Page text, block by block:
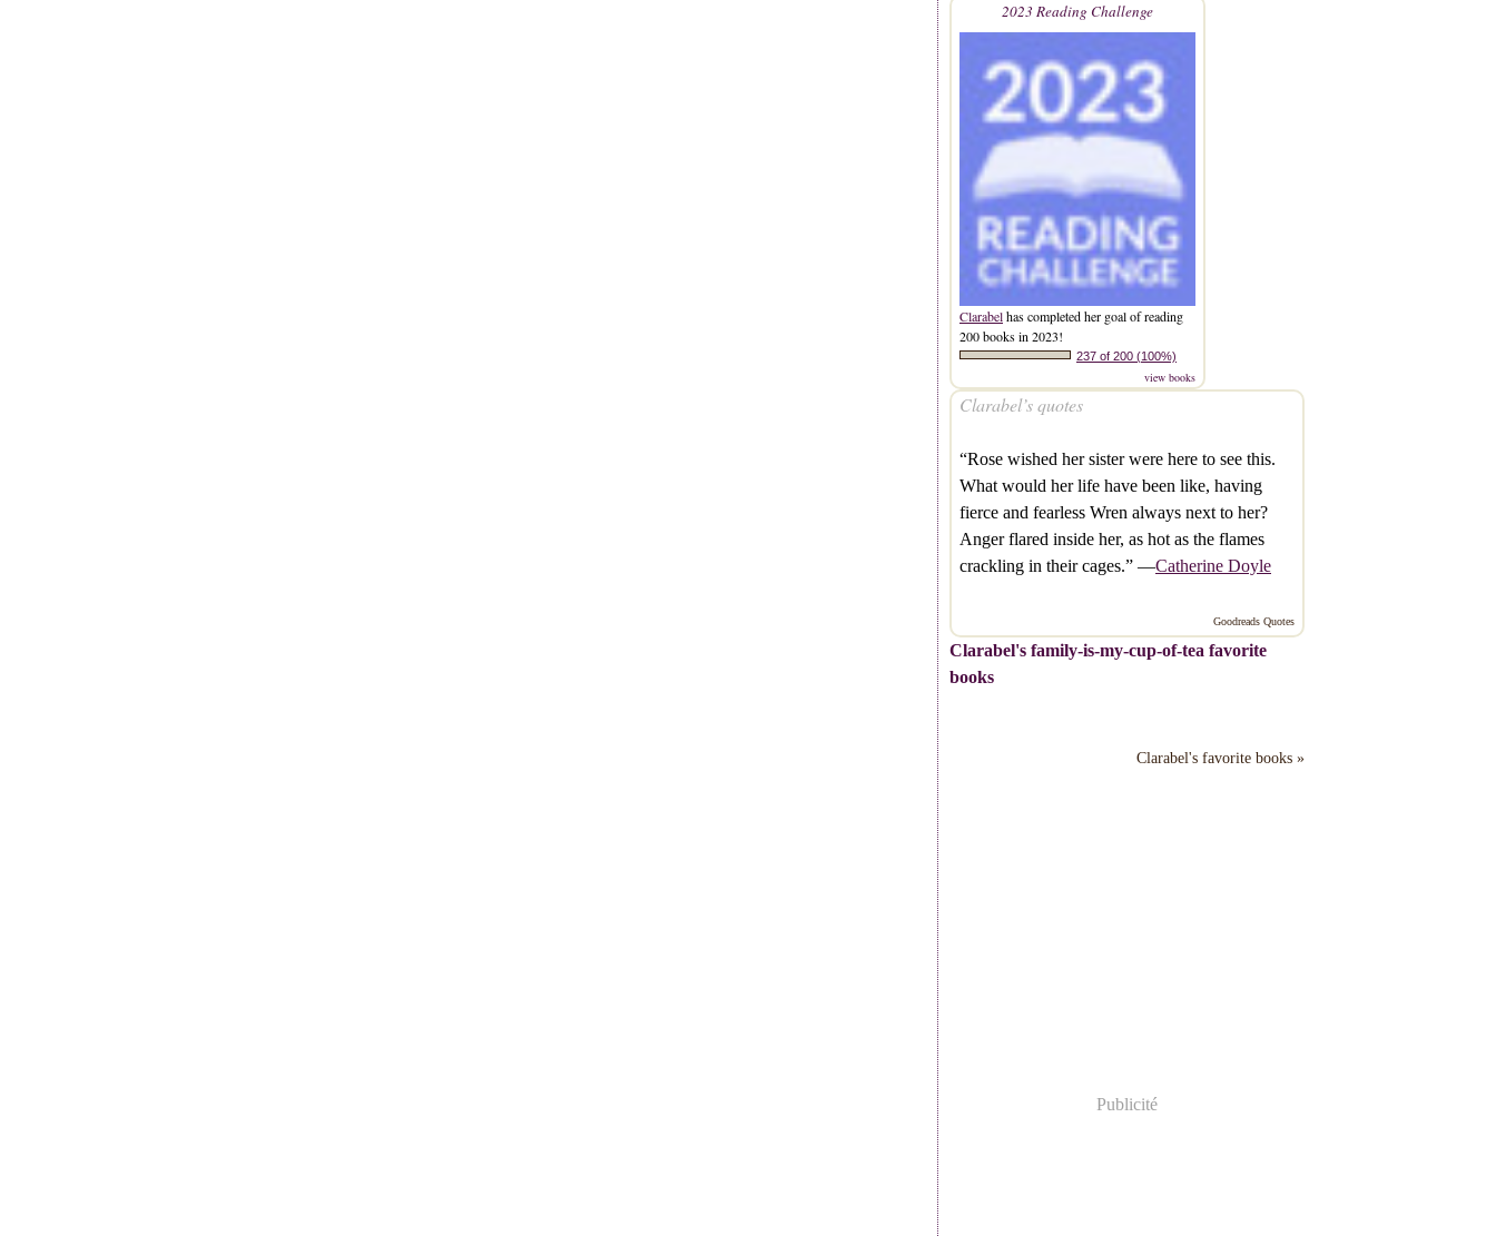
2023 Reading Challenge
Clarabelhas completed her goal of reading
200 books in 2023!
237 of 200 (100%)
view books
Clarabel’s quotes
“Rose wished her sister were here to see this.
What would her life have been like, having
fierce and fearless Wren always next to her?
Anger flared inside her, as hot as the flames
crackling in their cages.” —Catherine Doyle
Goodreads Quotes
Clarabel's family-is-my-cup-of-tea favorite
books
Clarabel's favorite books »
Publicité